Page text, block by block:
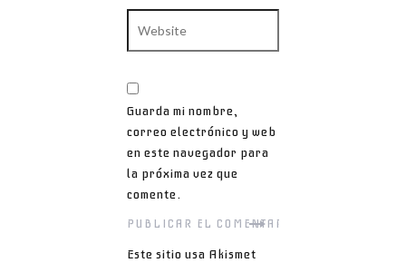
Guarda mi nombre,
correo electrónico y web
en este navegador para
la próxima vez que
comente.
Este sitio usa Akismet